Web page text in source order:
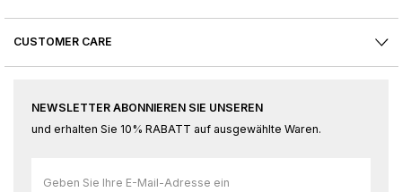
CUSTOMER CARE
NEWSLETTER ABONNIEREN SIE UNSEREN
und erhalten Sie 10% RABATT auf ausgewählte Waren.